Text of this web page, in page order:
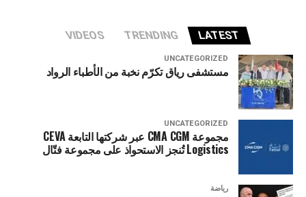
LATEST
TRENDING
VIDEOS
UNCATEGORIZED
مستشفى رياق تكرّم نخبة من الأطباء الرواد
UNCATEGORIZED
مجموعة CMA CGM عبر شركتها التابعة CEVA
Logistics تُنجز الاستحواذ على مجموعة فتّال
رياضة